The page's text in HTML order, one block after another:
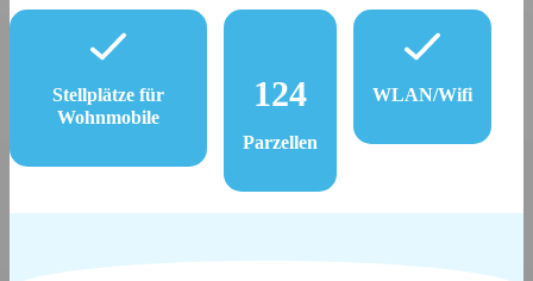
Stellplätze für
Wohnmobile
124
Parzellen
WLAN/Wifi